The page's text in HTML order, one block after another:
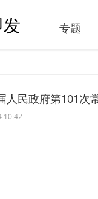
专题
人民政府第101次
10:42